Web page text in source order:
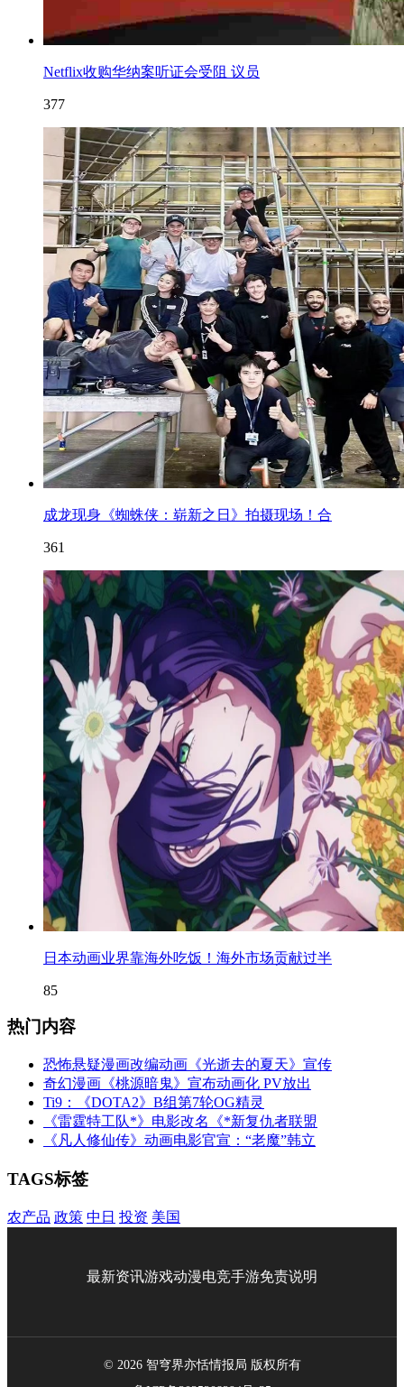
Netflix收购华纳案听证会受阻 议员
377
成龙现身《蜘蛛侠：崭新之日》拍摄现场！合
361
日本动画业界靠海外吃饭！海外市场贡献过半
85
热门内容
恐怖悬疑漫画改编动画《光逝去的夏天》宣传
奇幻漫画《桃源暗鬼》宣布动画化 PV放出
Ti9：《DOTA2》B组第7轮OG精灵
《雷霆特工队*》电影改名《*新复仇者联盟
《凡人修仙传》动画电影官宣：“老魔”韩立
TAGS标签
农产品 政策 中日 投资 美国
最新资讯游戏动漫电竞手游免责说明
© 2026 智穹界亦恬情报局 版权所有